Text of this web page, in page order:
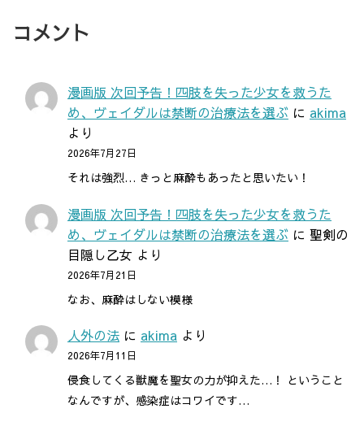
コメント
漫画版 次回予告！四肢を失った少女を救うた
め、ヴェイダルは禁断の治療法を選ぶ に akima
より
2026年7月27日
それは強烈… きっと麻酔もあったと思いたい！
漫画版 次回予告！四肢を失った少女を救うた
め、ヴェイダルは禁断の治療法を選ぶ に 聖剣の
目隠し乙女 より
2026年7月21日
なお、麻酔はしない模様
人外の法 に akima より
2026年7月11日
侵食してくる獣魔を聖女の力が抑えた…！ ということ
なんですが、感染症はコワイです…